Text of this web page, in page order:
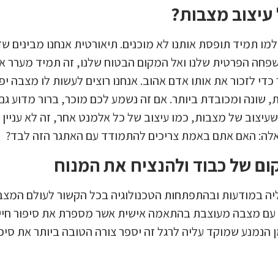
מצבות?
תמיד תופסת אותנו לא מוכנים. תיאורטית אנחנו מבינים
הפרטית שלנו ואל המקום הבטוח שלנו, זה תמיד מערר
לזכור את אותו אדם אהוב. אנחנו רוצים לעשות לו מצבה
שונה ומכובדת ביותר. אם זה נשמע לכם מוכר, ברור
של מצבות, כמו עיצוב של כל אלמנט אחר, זה לא
האם אתם באמת צריכים להתמודד עם האתגר הזה לבד?
של כבוד ולהנציח את המנוח
במודעות ובהתפתחות הטכנולוגיה בכל הקשור לעולם
עם מצבה מעוצבת בהתאמה אישית אשר מספרת את סיפור
הנמנע שמוקד עליה לרגל זה יספר צורה הטובה ביותר את